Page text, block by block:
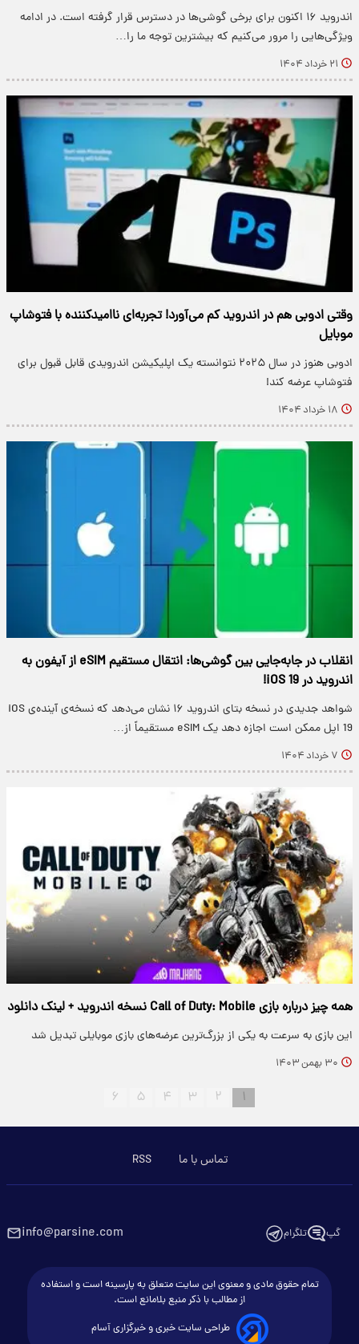
اندروید ۱۶ اکنون برای برخی گوشی‌ها در دسترس قرار گرفته است. در ادامه
ویژگی‌هایی را مرور می‌کنیم که بیشترین توجه ما را…
۲۱ خرداد ۱۴۰۴
وقتی ادوبی هم در اندروید کم می‌آورد! تجربه‌ای ناامیدکننده با فتوشاپ
موبایل
ادوبی هنوز در سال ۲۰۲۵ نتوانسته یک اپلیکیشن اندرویدی قابل قبول برای
فتوشاپ عرضه کند!
۱۸ خرداد ۱۴۰۴
انقلاب در جابه‌جایی بین گوشی‌ها: انتقال مستقیم eSIM از آیفون به
اندروید در iOS 19!
شواهد جدیدی در نسخه بتای اندروید ۱۶ نشان می‌دهد که نسخه‌ی آینده‌ی iOS
19 اپل ممکن است اجازه دهد یک eSIM مستقیماً از…
۷ خرداد ۱۴۰۴
همه چیز درباره بازی Call of Duty: Mobile نسخه اندروید + لینک دانلود
این بازی به سرعت به یکی از بزرگ‌ترین عرضه‌های بازی موبایلی تبدیل شد
۳۰ بهمن ۱۴۰۳
۱ ۲ ۳ ۴ ۵ ۶
تماس با ما RSS
گپ تلگرام info@parsine.com
تمام حقوق مادی و معنوی این سایت متعلق به پارسینه است و استفاده
از مطالب با ذکر منبع بلامانع است.
طراحی سایت خبری و خبرگزاری آسام